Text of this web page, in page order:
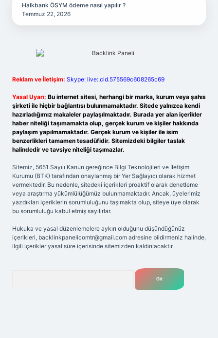
Halkbank ÖSYM ödeme nasıl yapılır ?
Temmuz 22, 2026
Reklam ve İletişim: Skype: live:.cid.575569c608265c69
Yasal Uyarı: Bu internet sitesi, herhangi bir marka, kurum veya şahıs
şirketi ile hiçbir bağlantısı bulunmamaktadır. Sitede yalnızca kendi
hazırladığımız makaleler paylaşılmaktadır. Burada yer alan içerikler
haber niteliği taşımamakta olup, gerçek kurum ve kişiler hakkında
paylaşım yapılmamaktadır. Gerçek kurum ve kişiler ile isim
benzerlikleri tamamen tesadüfidir. Sitemizdeki bilgiler taslak
halindedir ve tavsiye niteliği taşımazlar.
Sitemiz, 5651 Sayılı Kanun gereğince Bilgi Teknolojileri ve İletişim
Kurumu (BTK) tarafından onaylanmış bir Yer Sağlayıcı olarak hizmet
vermektedir. Bu nedenle, sitedeki içerikleri proaktif olarak denetleme
veya araştırma yükümlülüğümüz bulunmamaktadır. Ancak, üyelerimiz
yazdıkları içeriklerin sorumluluğunu taşımakta olup, siteye üye olarak
bu sorumluluğu kabul etmiş sayılırlar.
Hukuka ve yasal düzenlemelere aykırı olduğunu düşündüğünüz
içerikleri, backlinkpanelicomtr@gmail.com adresine bildirmeniz halinde,
ilgili içerikler yasal süre içerisinde sitemizden kaldırılacaktır.